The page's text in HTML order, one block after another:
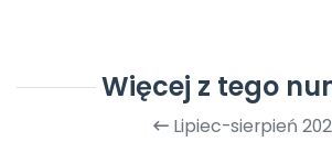
Więcej z tego
Lipiec-sierpień